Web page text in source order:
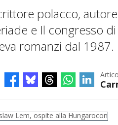
polacco,
e Il congresso
romanzi dal 1987.